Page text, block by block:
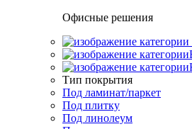
Офисные решения
Тип покрытия
Под ламинат/паркет
Под плитку
Под линолеум